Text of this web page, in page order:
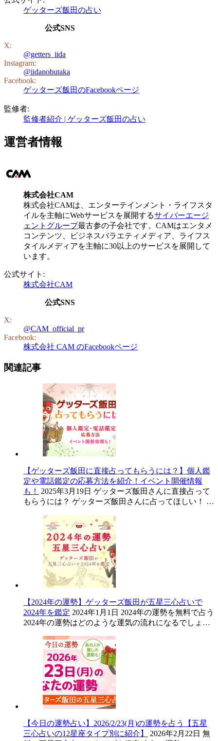
ゲッターズ飯田の占い
公式SNS
X:
@getters_iida
Instagram:
@iidanobutaka
Facebook:
ゲッターズ飯田のFacebookページ
監修者:
監修者紹介 | ゲッターズ飯田の占い
運営者情報
株式会社CAM
株式会社CAMは、エンターテインメント・ライフスタ
イルを主軸にWebサービスを展開するサイバーエージ
ェントグループ最古参の子会社です。CAMはエンタメ
コンテンツ、ビジネスバラエティメディア、ライフス
タイルメディアを主軸に30以上のサービスを展開して
います。
公式サイト:
株式会社CAM
公式SNS
X:
@CAM_official_pr
Facebook:
株式会社 CAM のFacebookページ
関連記事
【ゲッターズ飯田に直接占ってもらうには？】個人鑑
定や電話鑑定の応募方法を紹介！イベント開催情報
も！
2025年3月19日 ゲッターズ飯田さんに直接占って
もらうには？ ゲッターズ飯田さんに占ってほしい！ …
【2024年の運勢】ゲッターズ飯田が五星三心占いで
2024年を鑑定 2024年1月1日 2024年の運勢を無料で占う
2024年の運勢はどのような運気の流れになるでしょ…
【今日の運勢占い】2026/2/23(月)の運勢を占う【五星
三心占いの12星座タイプ別に紹介】
2026年2月22日 無